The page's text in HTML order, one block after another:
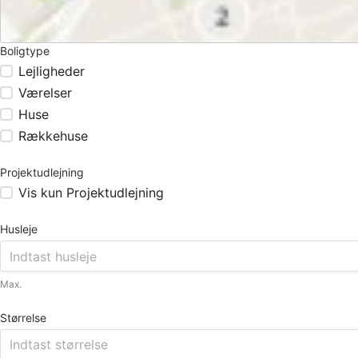
Boligtype
Lejligheder
Værelser
Huse
Rækkehuse
Projektudlejning
Vis kun Projektudlejning
Husleje
Max.
Størrelse